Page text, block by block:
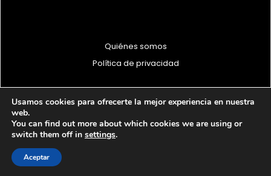
Quiénes somos
Política de privacidad
© 1997 - 2026 PRODU - Todos los derechos reservados
Usamos cookies para ofrecerte la mejor experiencia en nuestra
web.
You can find out more about which cookies we are using or
switch them off in settings.
Aceptar